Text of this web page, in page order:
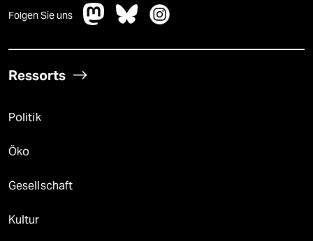
Folgen Sie uns
Ressorts
Politik
Öko
Gesellschaft
Kultur